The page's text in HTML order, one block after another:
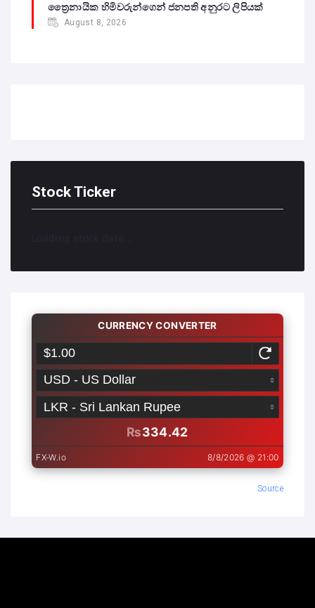
ත්‍රෛනායික හිමිවරුන්ගෙන් ජනපති අනුරට ලිපියක්
August 8, 2026
Stock Ticker
Loading stock data...
Source